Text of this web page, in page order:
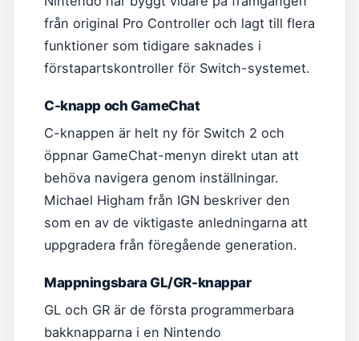
från original Pro Controller och lagt till flera
funktioner som tidigare saknades i
förstapartskontroller för Switch-systemet.
C-knapp och GameChat
C-knappen är helt ny för Switch 2 och
öppnar GameChat-menyn direkt utan att
behöva navigera genom inställningar.
Michael Higham från IGN beskriver den
som en av de viktigaste anledningarna att
uppgradera från föregående generation.
Mappningsbara GL/GR-knappar
GL och GR är de första programmerbara
bakknapparna i en Nintendo